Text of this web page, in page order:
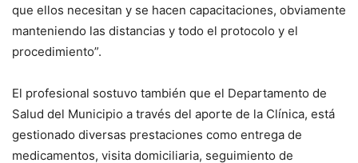
que ellos necesitan y se hacen capacitaciones, obviamente
manteniendo las distancias y todo el protocolo y el
procedimiento”.
El profesional sostuvo también que el Departamento de
Salud del Municipio a través del aporte de la Clínica, está
gestionado diversas prestaciones como entrega de
medicamentos, visita domiciliaria, seguimiento de